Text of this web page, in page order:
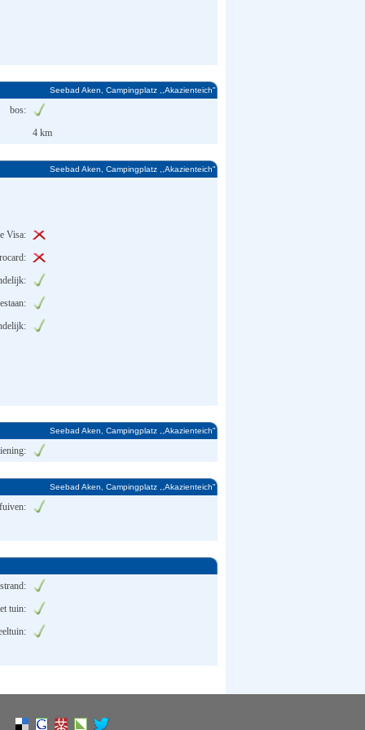
Seebad Aken, Campingplatz ,,Akazienteich"
bos:
4 km
Seebad Aken, Campingplatz ,,Akazienteich"
Visa:
Seebad Aken, Campingplatz ,,Akazienteich"
Seebad Aken, Campingplatz ,,Akazienteich"
tuin: